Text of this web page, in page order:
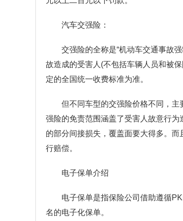
汽车交强险：
交强险的全称是“机动车交通事故
故造成的受害人(不包括车辆人员和被
定的全国统一收费标准为准。
但不同车型的交强险价格不同，
强险的免责范围涵盖了受害人故意行
的部分间接损失，覆盖面要大得多。
行赔偿。
电子保单介绍
电子保单是指保险公司借助遵循
名的电子化保单。